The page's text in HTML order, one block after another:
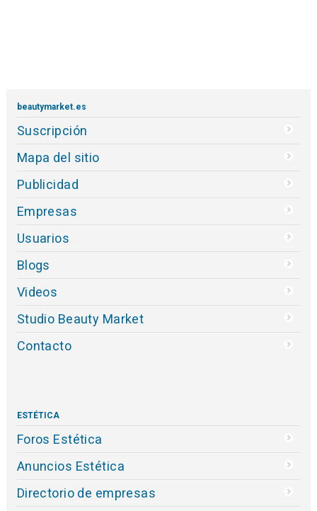
beautymarket.es
Suscripción
Mapa del sitio
Publicidad
Empresas
Usuarios
Blogs
Videos
Studio Beauty Market
Contacto
ESTÉTICA
Foros Estética
Anuncios Estética
Directorio de empresas